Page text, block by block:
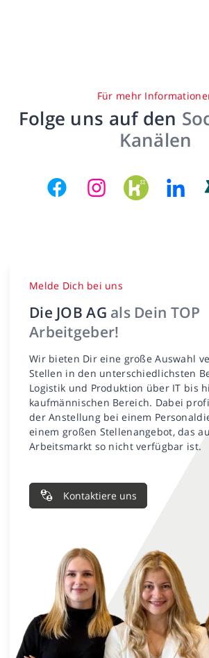
Für mehr
Folge uns auf den
Kanälen
Melde Dich bei uns
Die JOB AG als Dein TOP
Arbeitgeber!
Wir bieten Dir eine große Auswahl
Stellen in den unterschiedlichsten
Logistik und Produktion über IT bis
kaufmännischen Bereich. Dabei
der Anstellung bei einem
einem großen Stellenangebot, das
Arbeitsmarkt so nicht verfügbar ist.
Kontaktiere uns